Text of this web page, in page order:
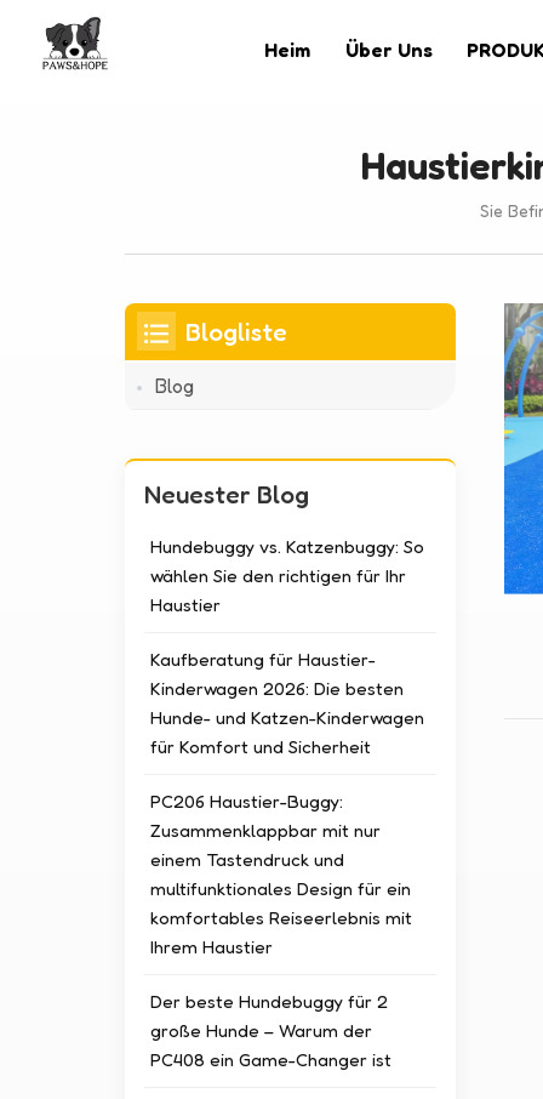
Heim Über Uns
Sie
Blogliste
Blog
Neuester Blog
Hundebuggy vs. Katzenbuggy: So
wählen Sie den richtigen für Ihr
Haustier
Kaufberatung für Haustier-
Kinderwagen 2026: Die besten
Hunde- und Katzen-Kinderwagen
für Komfort und Sicherheit
PC206 Haustier-Buggy:
Zusammenklappbar mit nur
einem Tastendruck und
multifunktionales Design für ein
komfortables Reiseerlebnis mit
Ihrem Haustier
Der beste Hundebuggy für 2
große Hunde – Warum der
PC408 ein Game-Changer ist